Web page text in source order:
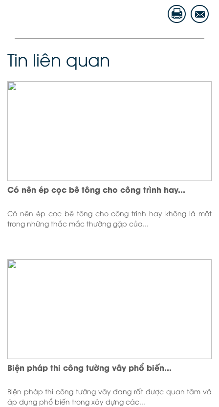
Tin liên quan
Có nên ép cọc bê tông cho công trình hay...
Có nên ép cọc bê tông cho công trình hay không là một
trong những thắc mắc thường gặp của...
Biện pháp thi công tường vây phổ biến...
Biện pháp thi công tường vây đang rất được quan tâm và
áp dụng phổ biến trong xây dựng các...